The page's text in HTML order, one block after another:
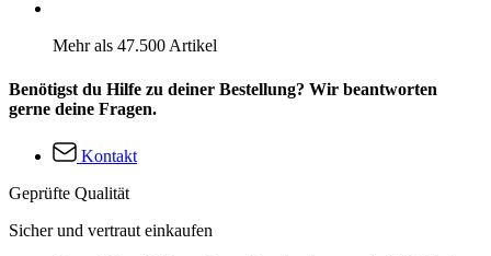
Mehr als 47.500 Artikel
Benötigst du Hilfe zu deiner Bestellung? Wir beantworten
gerne deine Fragen.
Kontakt
Geprüfte Qualität
Sicher und vertraut einkaufen